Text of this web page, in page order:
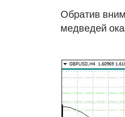
Обратив
медведей